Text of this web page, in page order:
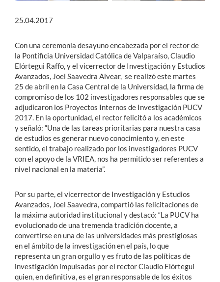
25.04.2017
Con una ceremonia desayuno encabezada por el rector de
la Pontificia Universidad Católica de Valparaíso, Claudio
Elórtegui Raffo, y el vicerrector de Investigación y Estudios
Avanzados, Joel Saavedra Alvear, se realizó este martes
25 de abril en la Casa Central de la Universidad, la firma de
compromiso de los 102 investigadores responsables que se
adjudicaron los Proyectos Internos de Investigación PUCV
2017. En la oportunidad, el rector felicitó a los académicos
y señaló: “Una de las tareas prioritarias para nuestra casa
de estudios es generar nuevo conocimiento y, en este
sentido, el trabajo realizado por los investigadores PUCV
con el apoyo de la VRIEA, nos ha permitido ser referentes a
nivel nacional en la materia”.
Por su parte, el vicerrector de Investigación y Estudios
Avanzados, Joel Saavedra, compartió las felicitaciones de
la máxima autoridad institucional y destacó: “La PUCV ha
evolucionado de una tremenda tradición docente, a
convertirse en una de las universidades más prestigiosas
en el ámbito de la investigación en el país, lo que
representa un gran orgullo y es fruto de las políticas de
investigación impulsadas por el rector Claudio Elórtegui
quien, en definitiva, es el gran responsable de los éxitos